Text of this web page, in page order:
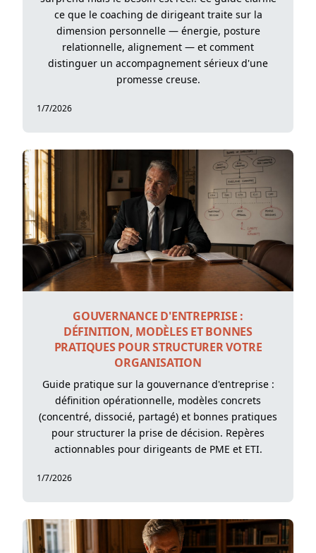
ce que le coaching de dirigeant traite sur la
dimension personnelle — énergie, posture
relationnelle, alignement — et comment
distinguer un accompagnement sérieux d'une
promesse creuse.
1/7/2026
GOUVERNANCE D'ENTREPRISE :
DÉFINITION, MODÈLES ET BONNES
PRATIQUES POUR STRUCTURER VOTRE
ORGANISATION
Guide pratique sur la gouvernance d'entreprise :
définition opérationnelle, modèles concrets
(concentré, dissocié, partagé) et bonnes pratiques
pour structurer la prise de décision. Repères
actionnables pour dirigeants de PME et ETI.
1/7/2026